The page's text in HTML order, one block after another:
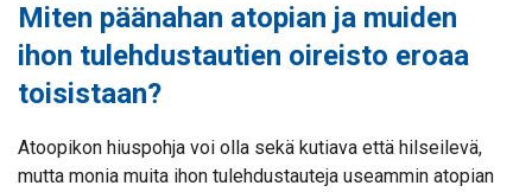
Miten päänahan atopian ja muiden
ihon tulehdustautien oireisto eroaa
toisistaan?
Atoopikon hiuspohja voi olla sekä kutiava että hilseilevä,
mutta monia muita ihon tulehdustauteja useammin atopian